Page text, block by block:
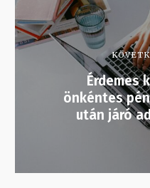
Érdemes
önkéntes
után járó